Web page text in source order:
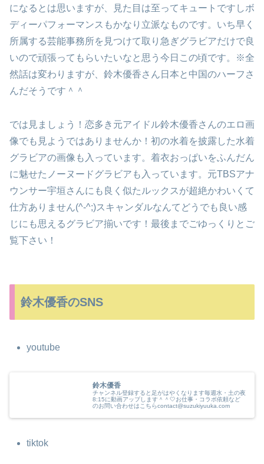
になるとは思いますが、見た目は至ってキュートですしボ
ディーパフォーマンスもかなり立派なものです。いち早く
所属する芸能事務所を見つけて取り急ぎグラビアだけで良
いので頑張ってもらいたいなと思う今日この頃です。※全
然話は変わりますが、鈴木優香さん日本と中国のハーフさ
んだそうです＾＾
では見ましょう！恋多き元アイドル鈴木優香さんのエロ画
像でも見ようではありませんか！初の水着を披露した水着
グラビアの画像も入っています。着衣おっぱいをふんだん
に魅せたノーヌードグラビアも入っています。元TBSアナ
ウンサー宇垣さんにも良く似たルックスが超絶かわいくて
仕方ありません(^-^;)スキャンダルなんてどうでも良い感
じにも思えるグラビア揃いです！最後までごゆっくりとご
覧下さい！
鈴木優香のSNS
youtube
鈴木優香
チャンネル登録すると足がはやくなります毎週水・土の夜
8:15に動画アップします＾＾🤍お仕事・コラボ依頼など
のお問い合わせはこちらcontact@suzukiyuuka.com
tiktok